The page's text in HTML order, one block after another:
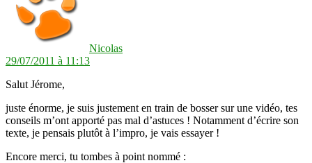
Nicolas
29/07/2011 à 11:13
Salut Jérome,
juste énorme, je suis justement en train de bosser sur une vidéo, tes
conseils m’ont apporté pas mal d’astuces ! Notamment d’écrire son
texte, je pensais plutôt à l’impro, je vais essayer !
Encore merci, tu tombes à point nommé :